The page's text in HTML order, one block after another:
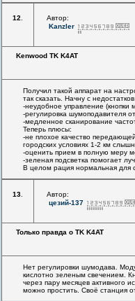
12
Автор:
Kanzler
Kenwood TK K4AT
Получил такой аппарат на
так сказать. Начну с
-неудобное управление
-регулировка шумоподавителя
-медленное сканирование
Теперь плюсы:
-не плохое качество
городских условиях 1-2 км
-оценить прием в полную меру
-зеленая подсветка помогает
В целом рация нормальная для
13
Автор:
цезий-137
Только правда о TK K4AT
Нет регулировки шумодава.
кислотно зеленым свечением.
через пару месяцев активного
можно простить. Своё станция